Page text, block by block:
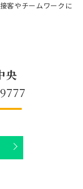
客やチームワークに
央